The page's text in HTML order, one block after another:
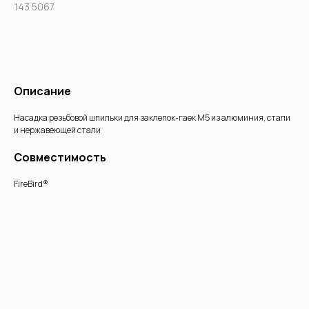
143 5067
Описание
Насадка резьбовой шпильки для заклепок-гаек М5 из алюминия, стали
и нержавеющей стали
Совместимость
FireBird®